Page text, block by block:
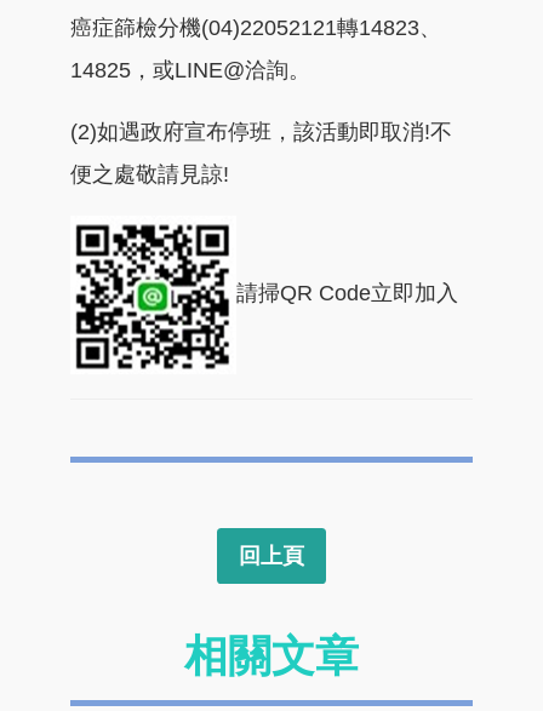
癌症篩檢分機(04)22052121轉14823、
14825，或LINE@洽詢。
(2)如遇政府宣布停班，該活動即取消!不
便之處敬請見諒!
請掃QR Code立即加入
回上頁
相關文章